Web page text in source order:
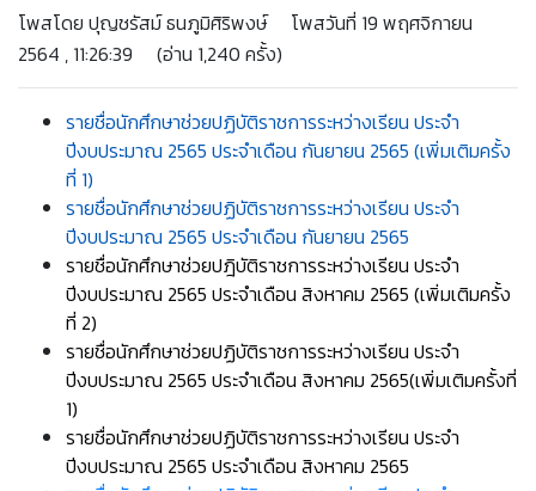
โพสโดย ปุญชรัสม์ ธนภูมิศิริพงษ์ โพสวันที่ 19 พฤศจิกายน
2564 , 11:26:39 (อ่าน 1,240 ครั้ง)
รายชื่อนักศึกษาช่วยปฏิบัติราชการระหว่างเรียน ประจำ
ปีงบประมาณ 2565 ประจำเดือน กันยายน 2565 (เพิ่มเติมครั้ง
ที่ 1)
รายชื่อนักศึกษาช่วยปฏิบัติราชการระหว่างเรียน ประจำ
ปีงบประมาณ 2565 ประจำเดือน กันยายน 2565
รายชื่อนักศึกษาช่วยปฎิบัติราชการระหว่างเรียน ประจำ
ปีงบประมาณ 2565 ประจำเดือน สิงหาคม 2565 (เพิ่มเติมครั้ง
ที่ 2)
รายชื่อนักศึกษาช่วยปฏิบัติราชการระหว่างเรียน ประจำ
ปีงบประมาณ 2565 ประจำเดือน สิงหาคม 2565(เพิ่มเติมครั้งที่
1)
รายชื่อนักศึกษาช่วยปฏิบัติราชการระหว่างเรียน ประจำ
ปีงบประมาณ 2565 ประจำเดือน สิงหาคม 2565